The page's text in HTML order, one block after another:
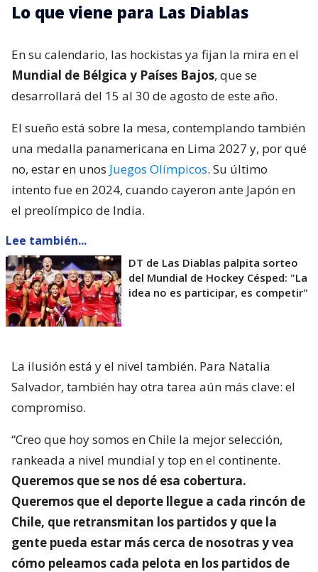
Lo que viene para Las Diablas
En su calendario, las hockistas ya fijan la mira en el
Mundial de Bélgica y Países Bajos, que se
desarrollará del 15 al 30 de agosto de este año.
El sueño está sobre la mesa, contemplando también
una medalla panamericana en Lima 2027 y, por qué
no, estar en unos Juegos Olímpicos. Su último
intento fue en 2024, cuando cayeron ante Japón en
el preolímpico de India.
Lee también...
DT de Las Diablas palpita sorteo
del Mundial de Hockey Césped: "La
idea no es participar, es competir"
La ilusión está y el nivel también. Para Natalia
Salvador, también hay otra tarea aún más clave: el
compromiso.
“Creo que hoy somos en Chile la mejor selección,
rankeada a nivel mundial y top en el continente.
Queremos que se nos dé esa cobertura.
Queremos que el deporte llegue a cada rincón de
Chile, que retransmitan los partidos y que la
gente pueda estar más cerca de nosotras y vea
cómo peleamos cada pelota en los partidos de